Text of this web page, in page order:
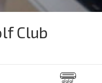
Club